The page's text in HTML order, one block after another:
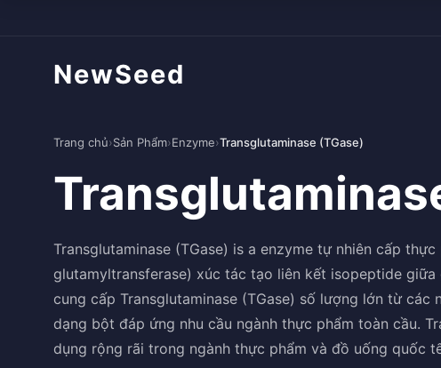
NewSeed
Trang chủ›Sản Phẩm›Enzyme›Transglutaminase (TGase)
Transglutaminase (TGase) is a enzyme tự nhiên cấp
glutamyltransferase) xúc tác tạo liên kết isopeptide
cung cấp Transglutaminase (TGase) số lượng lớn từ các
dạng bột đáp ứng nhu cầu ngành thực phẩm toàn cầu.
dụng rộng rãi trong ngành thực phẩm và đồ uống quốc